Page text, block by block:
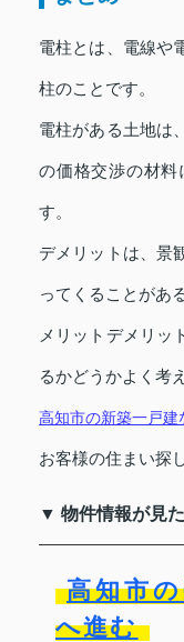
電柱とは、電線や
柱のことです。
電柱がある土地は
の価格交渉の材料
す。
デメリットは、景
ってくることがあ
メリットデメリッ
るかどうかよく考
高知市の新築一戸建
お客様の住まい探
▼ 物件情報が見
高知市
へ進む